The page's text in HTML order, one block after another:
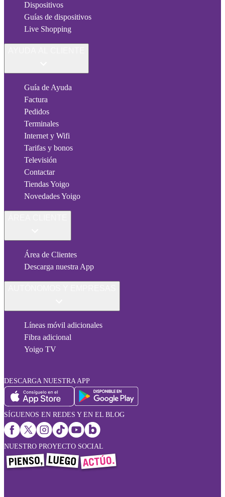
Dispositivos
Guías de dispositivos
Live Shopping
Guía de Ayuda
Factura
Pedidos
Terminales
Internet y Wifi
Tarifas y bonos
Televisión
Contactar
Tiendas Yoigo
Novedades Yoigo
Área de Clientes
Descarga nuestra App
Líneas móvil adicionales
Fibra adicional
Yoigo TV
DESCARGA NUESTRA APP
SÍGUENOS EN REDES Y EN EL BLOG
NUESTRO PROYECTO SOCIAL